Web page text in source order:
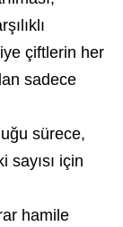
çiftlerin her
sadece
sürece,
sayısı için
hamile